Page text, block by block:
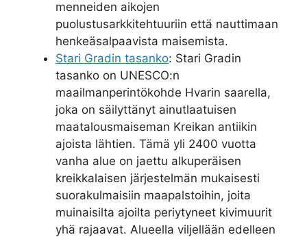
menneiden aikojen
puolustusarkkitehtuuriin että nauttimaan
henkeäsalpaavista maisemista.
Stari Gradin tasanko: Stari Gradin
tasanko on UNESCO:n
maailmanperintökohde Hvarin saarella,
joka on säilyttänyt ainutlaatuisen
maatalousmaiseman Kreikan antiikin
ajoista lähtien. Tämä yli 2400 vuotta
vanha alue on jaettu alkuperäisen
kreikkalaisen järjestelmän mukaisesti
suorakulmaisiin maapalstoihin, joita
muinaisilta ajoilta periytyneet kivimuurit
yhä rajaavat. Alueella viljellään edelleen